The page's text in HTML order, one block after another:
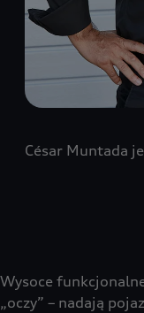
César Muntada
Wysoce
„oczy” – nadają